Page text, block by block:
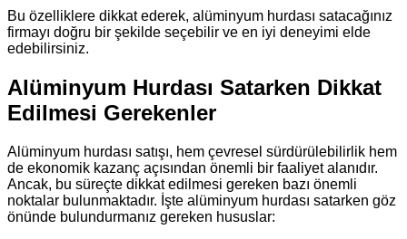
Bu özelliklere dikkat ederek, alüminyum hurdası satacağınız
firmayı doğru bir şekilde seçebilir ve en iyi deneyimi elde
edebilirsiniz.
Alüminyum Hurdası Satarken Dikkat
Edilmesi Gerekenler
Alüminyum hurdası satışı, hem çevresel sürdürülebilirlik hem
de ekonomik kazanç açısından önemli bir faaliyet alanıdır.
Ancak, bu süreçte dikkat edilmesi gereken bazı önemli
noktalar bulunmaktadır. İşte alüminyum hurdası satarken göz
önünde bulundurmanız gereken hususlar: